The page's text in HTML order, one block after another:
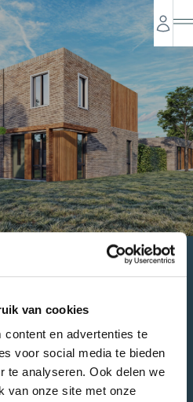
van cookies
en advertenties te
voor social media te bieden
te analyseren. Ook delen we
van onze site met onze
download
je
per e-mail.